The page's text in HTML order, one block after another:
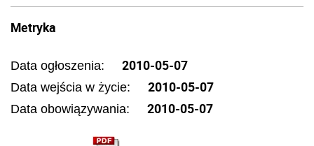
Metryka
Data ogłoszenia: 2010-05-07
Data wejścia w życie: 2010-05-07
Data obowiązywania: 2010-05-07